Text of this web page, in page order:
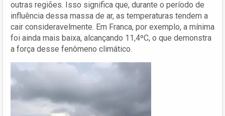
outras regiões. Isso significa que, durante o período de
influência dessa massa de ar, as temperaturas tendem a
cair consideravelmente. Em Franca, por exemplo, a mínima
foi ainda mais baixa, alcançando 11,4ºC, o que demonstra
a força desse fenômeno climático.